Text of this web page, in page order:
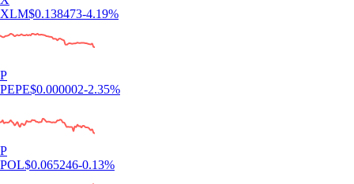
XLM$0.138473-4.19%
P
PEPE$0.000002-2.35%
P
POL$0.065246-0.13%